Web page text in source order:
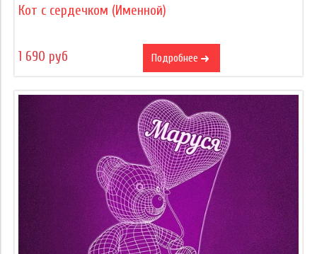
Кот с сердечком (Именной)
1 690 руб Подробнее